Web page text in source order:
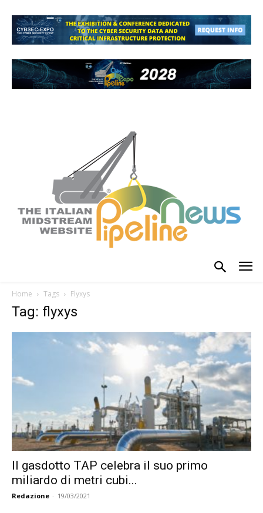
Home Tags Flyxys
Tag: flyxys
Il gasdotto TAP celebra il suo primo
miliardo di metri cubi...
Redazione - 19/03/2021